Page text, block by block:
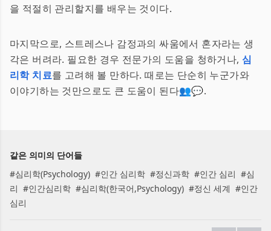
을 적절히 관리할지를 배우는 것이다.
마지막으로, 스트레스나 감정과의 싸움에서 혼자라는 생
각은 버려라. 필요한 경우 전문가의 도움을 청하거나, 심
리학 치료를 고려해 볼 만하다. 때로는 단순히 누군가와
이야기하는 것만으로도 큰 도움이 된다👥💬.
같은 의미의 단어들
#심리학(Psychology) #인간 심리학 #정신과학 #인간 심리 #심
리 #인간심리학 #심리학(한국어,Psychology) #정신 세계 #인간
심리